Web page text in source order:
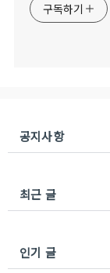
구독하기
공지사항
최근 글
인기 글